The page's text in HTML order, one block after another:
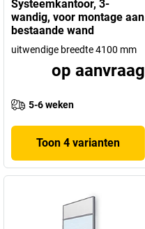
Systeemkantoor, 3-
wandig, voor montage aan
bestaande wand
uitwendige breedte 4100 mm
op aanvraag
5-6 weken
Toon 4 varianten